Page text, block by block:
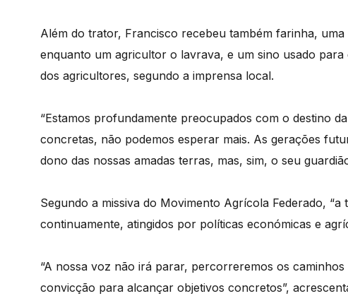
Além do trator, Francisco recebeu também farinha,
enquanto um agricultor o lavrava, e um sino usado
dos agricultores, segundo a imprensa local.
“Estamos profundamente preocupados com o destino
concretas, não podemos esperar mais. As gerações
dono das nossas amadas terras, mas, sim, o seu
Segundo a missiva do Movimento Agrícola Federado,
continuamente, atingidos por políticas económicas e
“A nossa voz não irá parar, percorreremos os
convicção para alcançar objetivos concretos”,